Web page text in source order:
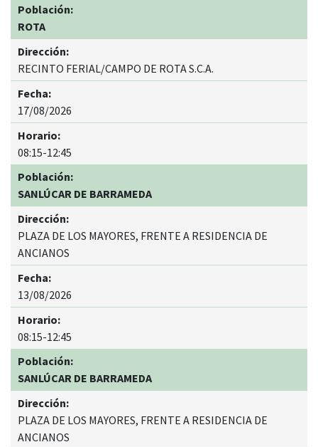
ROTA
RECINTO FERIAL/CAMPO DE ROTA S.C.A.
17/08/2026
08:15-12:45
SANLÚCAR DE BARRAMEDA
PLAZA DE LOS MAYORES, FRENTE A RESIDENCIA DE
ANCIANOS
13/08/2026
08:15-12:45
SANLÚCAR DE BARRAMEDA
PLAZA DE LOS MAYORES, FRENTE A RESIDENCIA DE
ANCIANOS